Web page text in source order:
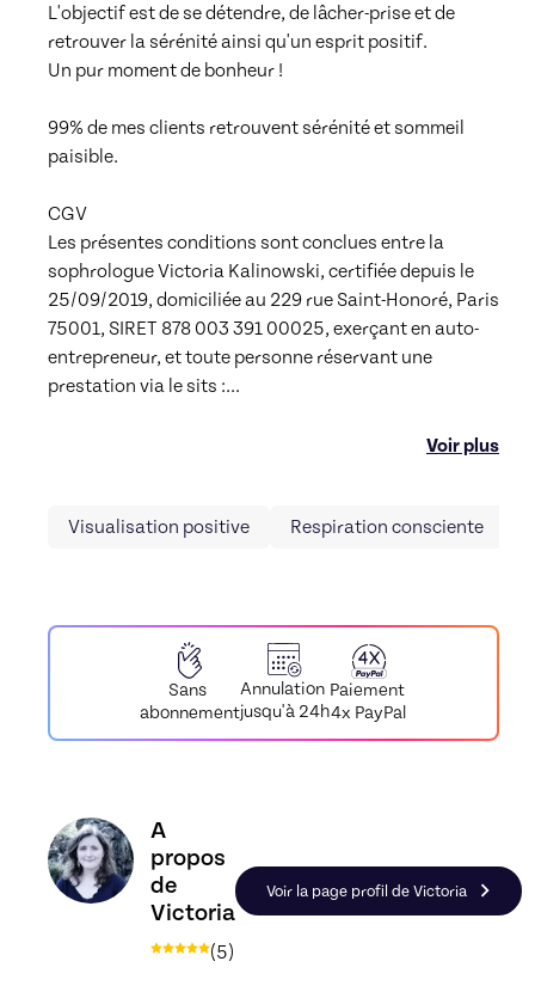
L'objectif est de se détendre, de lâcher-prise et de
retrouver la sérénité ainsi qu'un esprit positif.
Un pur moment de bonheur !
99% de mes clients retrouvent sérénité et sommeil
paisible.
CGV
Les présentes conditions sont conclues entre la
sophrologue Victoria Kalinowski, certifiée depuis le
25/09/2019, domiciliée au 229 rue Saint-Honoré, Paris
75001, SIRET 878 003 391 00025, exerçant en auto-
entrepreneur, et toute personne réservant une
prestation via le sits :...
Voir plus
Visualisation positive Respiration consciente
Sans
abonnement
Annulation
jusqu'à 24h
Paiement
4x PayPal
Découvrez le profil de Victoria, Skiller en
A
propos
de
Victoria
(5)
Voir la page profil de Victoria